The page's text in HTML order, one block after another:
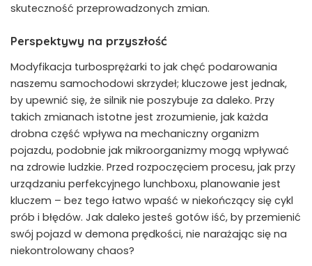
skuteczność⁢ przeprowadzonych zmian.
Perspektywy na przyszłość
Modyfikacja turbosprężarki to ‌jak chęć podarowania
naszemu samochodowi skrzydeł; kluczowe jest jednak,
by upewnić się, że silnik nie poszybuje⁤ za daleko. ​Przy⁤
takich zmianach istotne jest zrozumienie, jak każda
drobna część wpływa na mechaniczny organizm
pojazdu, podobnie⁢ jak mikroorganizmy mogą wpływać
na zdrowie ludzkie. Przed rozpoczęciem procesu, jak przy
urządzaniu perfekcyjnego⁤ lunchboxu, planowanie jest
kluczem – bez tego łatwo wpaść w niekończący się cykl‍
prób i błędów. Jak‍ daleko jesteś gotów iść, by przemienić
‌swój pojazd w demona prędkości, nie narażając się na
niekontrolowany chaos?